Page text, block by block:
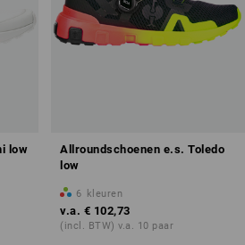
low
Allroundschoenen e.s. Toledo
low
6 kleuren
v.a. € 102,73
(incl. BTW) v.a. 10 paar